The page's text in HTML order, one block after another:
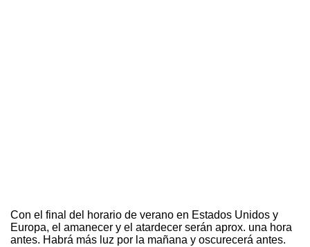
Con el final del horario de verano en Estados Unidos y
Europa, el amanecer y el atardecer serán aprox. una hora
antes. Habrá más luz por la mañana y oscurecerá antes.